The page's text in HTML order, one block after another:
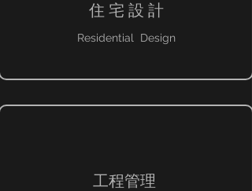
住 宅 設 計
Residential Design
​工程管理